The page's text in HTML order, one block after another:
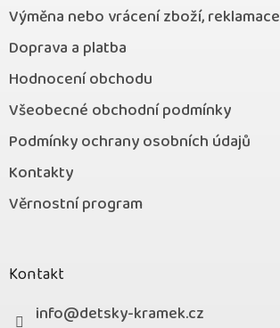
Výměna nebo vrácení zboží, reklamace
Doprava a platba
Hodnocení obchodu
Všeobecné obchodní podmínky
Podmínky ochrany osobních údajů
Kontakty
Věrnostní program
Kontakt
info@detsky-kramek.cz